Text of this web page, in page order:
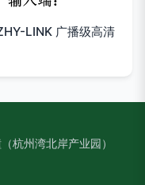
LINK 广播级高清
杭州湾北岸产业园）